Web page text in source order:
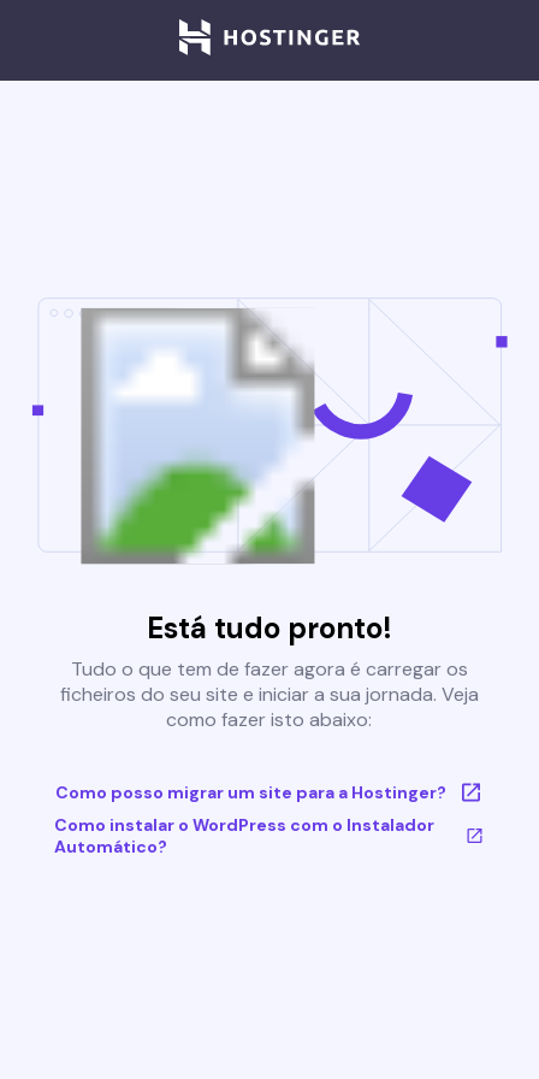
Está tudo pronto!
Tudo o que tem de fazer agora é carregar os
ficheiros do seu site e iniciar a sua jornada. Veja
como fazer isto abaixo:
Como posso migrar um site para a Hostinger?
Como instalar o WordPress com o Instalador
Automático?